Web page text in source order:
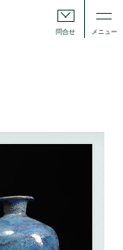
問合せ メニュー